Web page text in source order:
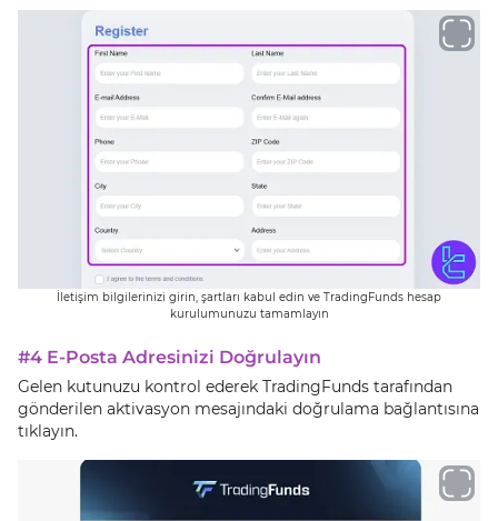
İletişim bilgilerinizi girin, şartları kabul edin ve TradingFunds hesap
kurulumunuzu tamamlayın
#4 E-Posta Adresinizi Doğrulayın
Gelen kutunuzu kontrol ederek TradingFunds tarafından
gönderilen aktivasyon mesajındaki doğrulama bağlantısına
tıklayın.